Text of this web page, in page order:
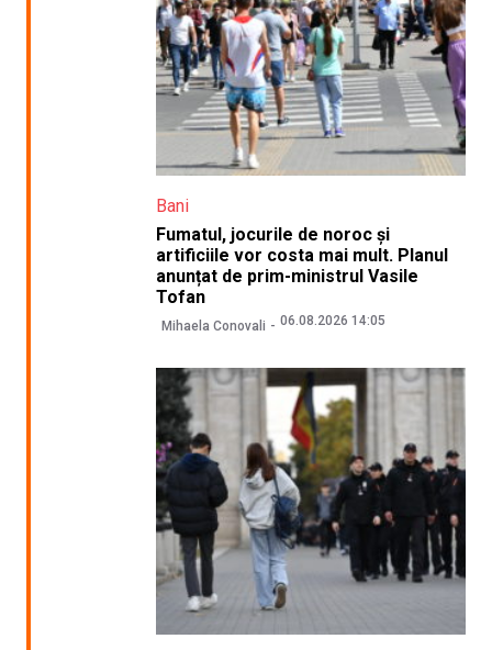
Bani
Fumatul, jocurile de noroc și
artificiile vor costa mai mult. Planul
anunțat de prim-ministrul Vasile
Tofan
Mihaela Conovali 06.08.2026 14:05